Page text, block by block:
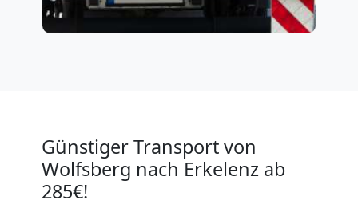
Günstiger Transport von
Wolfsberg nach Erkelenz ab
285€!